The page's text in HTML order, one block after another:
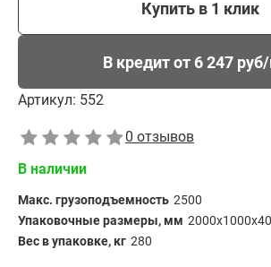
Купить в 1 клик
В кредит от 6 247
Артикул: 552
0 отзывов
В наличии
Макс. грузоподъемность 2500
Упаковочные размеры, мм
Вес в упаковке, кг 280